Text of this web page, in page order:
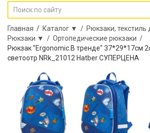
Главная / Каталог ▼ / Рюкзаки,
Рюкзаки ▼ / Ортопедические рюкзаки /
Рюкзак "Ergonomic.В тренде" 37*29*17см
светоотр NRk_21012 Hatber СУПЕРЦЕНА